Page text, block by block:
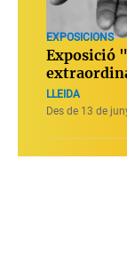
EXPOSICIONS
Exposició
LLEIDA
Des de 13 de